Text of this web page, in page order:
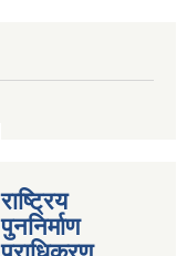
राष्ट्रिय
पुननिर्माण